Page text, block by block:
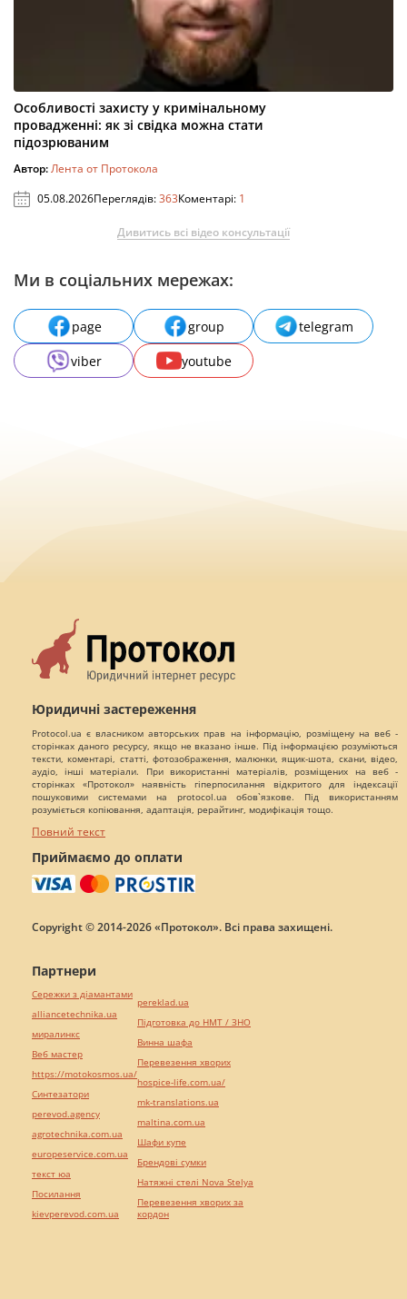
Особливості захисту у кримінальному
провадженні: як зі свідка можна стати
підозрюваним
Автор:Лента от Протокола
05.08.2026Переглядів:363Коментарі: 1
Дивитись всі відео консультації
Ми в соціальних мережах:
page group
telegram
viber
youtube
Юридичні застереження
Protocol.ua є власником авторських прав на інформацію, розміщену на веб -
сторінках даного ресурсу, якщо не вказано інше. Під інформацією розуміються
тексти, коментарі, статті, фотозображення, малюнки, ящик-шота, скани, відео,
аудіо, інші матеріали. При використанні матеріалів, розміщених на веб -
сторінках «Протокол» наявність гіперпосилання відкритого для індексації
пошуковими системами на protocol.ua обов`язкове. Під використанням
розуміється копіювання, адаптація, рерайтинг, модифікація тощо.
Повний текст
Приймаємо до оплати
Copyright © 2014-2026 «Протокол». Всі права захищені.
Партнери
Сережки з діамантами
alliancetechnika.ua
миралинкс
Веб мастер
https://motokosmos.ua/
Синтезатори
perevod.agency
agrotechnika.com.ua
europeservice.com.ua
текст юа
Посилання
kievperevod.com.ua
pereklad.ua
Підготовка до НМТ / ЗНО
Винна шафа
Перевезення хворих
hospice-life.com.ua/
mk-translations.ua
maltina.com.ua
Шафи купе
Брендові сумки
Натяжні стелі Nova Stelya
Перевезення хворих за
кордон